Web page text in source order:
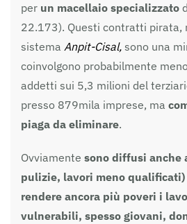
per un macellaio specializzato
22.173). Questi contratti pirata,
sistema Anpit-Cisal, sono una
coinvolgono probabilmente
addetti sui 5,3 milioni del
presso 879mila imprese, ma
piaga da eliminare.
Ovviamente sono diffusi anche
pulizie, lavori meno
rendere ancora più poveri i
vulnerabili, spesso giovani,